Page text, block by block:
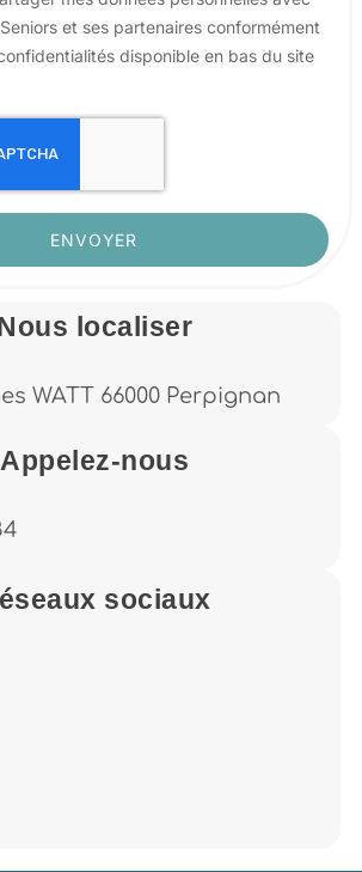
et ses partenaires conformément
disponible en bas du site
ENVOYER
localiser
WATT 66000 Perpignan
Appelez-nous
sociaux